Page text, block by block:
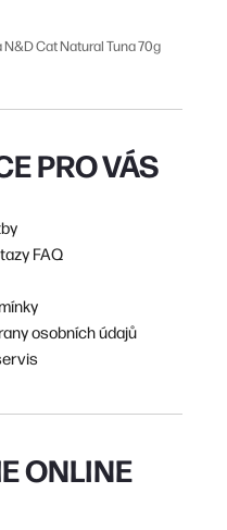
Cat Natural Tuna 70g
PRO VÁS
FAQ
osobních údajů
ONLINE